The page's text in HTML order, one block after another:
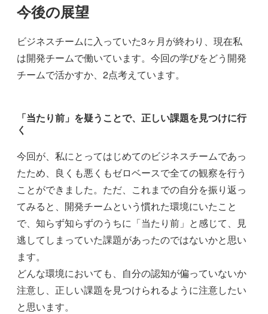
今後の展望
ビジネスチームに入っていた3ヶ月が終わり、現在私
は開発チームで働いています。今回の学びをどう開発
チームで活かすか、2点考えています。
「当たり前」を疑うことで、正しい課題を見つけに行
く
今回が、私にとってはじめてのビジネスチームであっ
たため、良くも悪くもゼロベースで全ての観察を行う
ことができました。ただ、これまでの自分を振り返っ
てみると、開発チームという慣れた環境にいたこと
で、知らず知らずのうちに「当たり前」と感じて、見
逃してしまっていた課題があったのではないかと思い
ます。
どんな環境においても、自分の認知が偏っていないか
注意し、正しい課題を見つけられるように注意したい
と思います。